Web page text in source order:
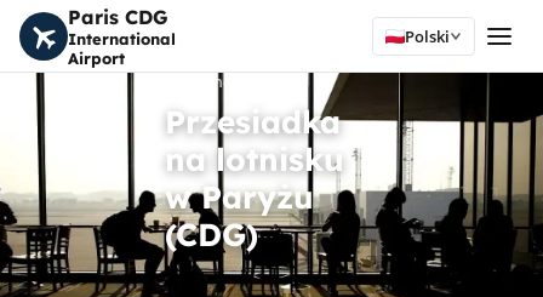
Paris CDG
International
Airport
Polski
Strona główna
Przesiadka
na lotnisku
w Paryżu
(CDG)